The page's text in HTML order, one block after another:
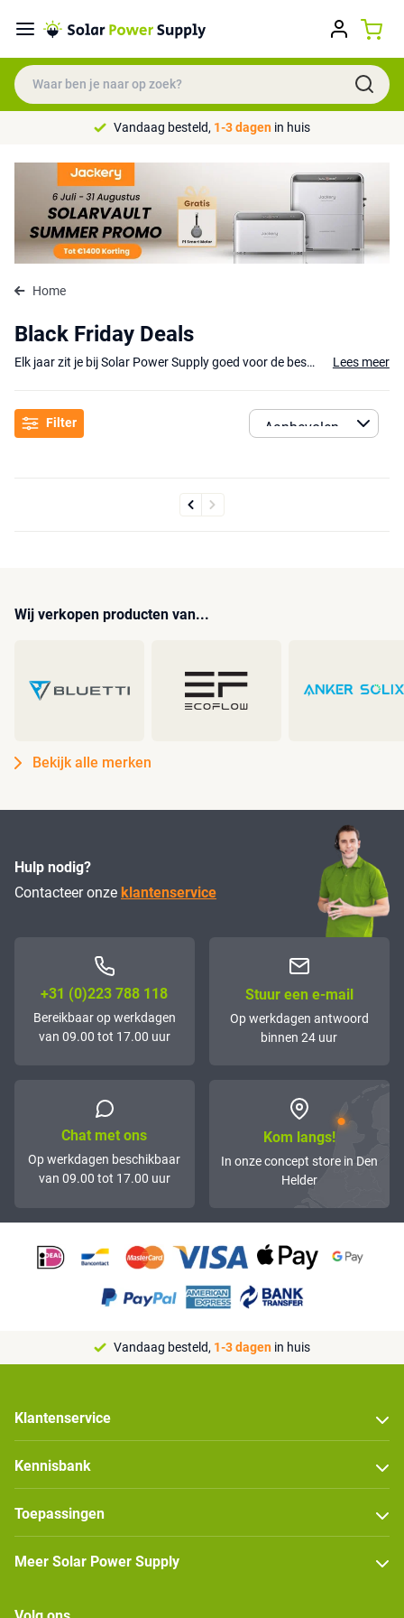
Vandaag besteld, 1-3 dagen in huis
Home
Black Friday Deals
Elk jaar zit je bij Solar Power Supply goed voor de beste Black Friday aanbiedingen. Nu zijn deze acties afgelopen en zijn er geen Black Friday Deals bij ons. Op vrijdag 27 november 2026 is het weer Black Friday. Rond die tijd ontdek je op deze pagina weer onze beste acties. Lees meer
Filter
Wij verkopen producten van...
Bekijk alle merken
Hulp nodig?
Contacteer onze klantenservice
+31 (0)223 788 118
Bereikbaar op werkdagen
van 09.00 tot 17.00 uur
Stuur een e-mail
Op werkdagen antwoord
binnen 24 uur
Chat met ons
Op werkdagen beschikbaar
van 09.00 tot 17.00 uur
Kom langs!
In onze concept store in Den
Helder
Vandaag besteld, 1-3 dagen in huis
Klantenservice
Kennisbank
Toepassingen
Meer Solar Power Supply